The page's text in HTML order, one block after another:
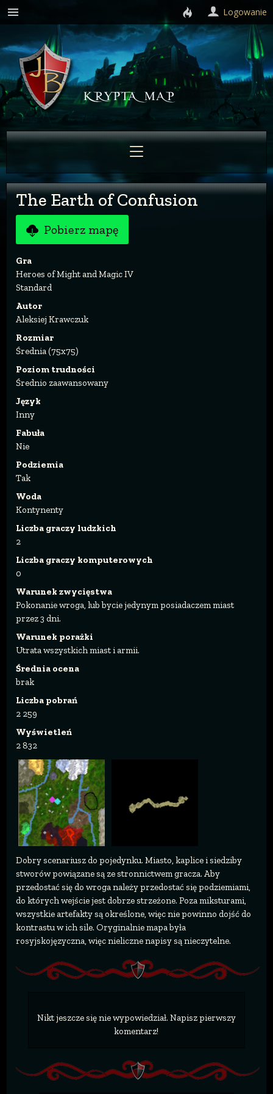
The Earth of Confusion
Pobierz mapę
Gra
Heroes of Might and Magic IV
Standard
Autor
Aleksiej Krawczuk
Rozmiar
Średnia (75x75)
Poziom trudności
Średnio zaawansowany
Język
Inny
Fabuła
Nie
Podziemia
Tak
Woda
Kontynenty
Liczba graczy ludzkich
2
Liczba graczy komputerowych
0
Warunek zwycięstwa
Pokonanie wroga, lub bycie jedynym posiadaczem miast
przez 3 dni.
Warunek porażki
Utrata wszystkich miast i armii.
Średnia ocena
brak
Liczba pobrań
2 259
Wyświetleń
2 832
Dobry scenariusz do pojedynku. Miasto, kaplice i siedziby
stworów powiązane są ze stronnictwem gracza. Aby
przedostać się do wroga należy przedostać się podziemiami,
do których wejście jest dobrze strzeżone. Poza miksturami,
wszystkie artefakty są określone, więc nie powinno dojść do
kontrastu w ich sile. Oryginalnie mapa była
rosyjskojęzyczna, więc nieliczne napisy są nieczytelne.
Nikt jeszcze się nie wypowiedział. Napisz pierwszy
komentarz!
Logowanie